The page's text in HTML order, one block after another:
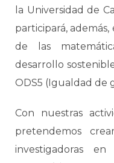
la Universidad de
participará, además,
de las
desarrollo
ODS5 (Igualdad de
Con nuestras
pretendemos
investigadoras